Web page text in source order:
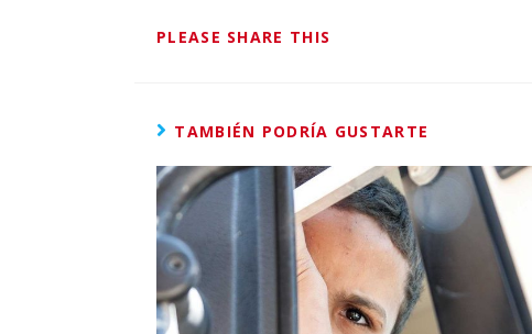
PLEASE SHARE THIS
TAMBIÉN PODRÍA GUSTARTE